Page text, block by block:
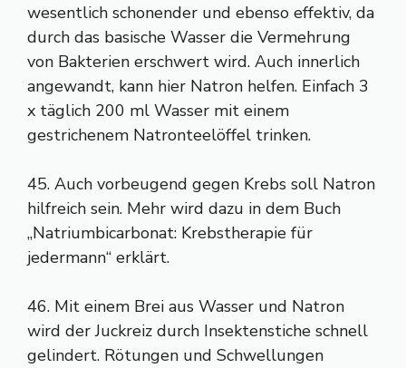
wesentlich schonender und ebenso effektiv, da
durch das basische Wasser die Vermehrung
von Bakterien erschwert wird. Auch innerlich
angewandt, kann hier Natron helfen. Einfach 3
x täglich 200 ml Wasser mit einem
gestrichenem Natronteelöffel trinken.
45. Auch vorbeugend gegen Krebs soll Natron
hilfreich sein. Mehr wird dazu in dem Buch
„Natriumbicarbonat: Krebstherapie für
jedermann“ erklärt.
46. Mit einem Brei aus Wasser und Natron
wird der Juckreiz durch Insektenstiche schnell
gelindert. Rötungen und Schwellungen